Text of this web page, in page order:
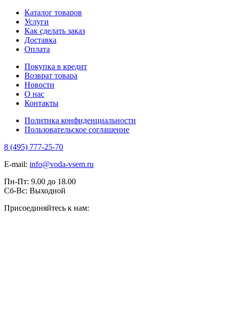
Каталог товаров
Услуги
Как сделать заказ
Доставка
Оплата
Покупка в кредит
Возврат товара
Новости
О нас
Контакты
Политика конфиденциальности
Пользовательское соглашение
8 (495) 777-25-70
E-mail: info@voda-vsem.ru
Пн-Пт: 9.00 до 18.00
Сб-Вс: Выходной
Присоединяйтесь к нам: